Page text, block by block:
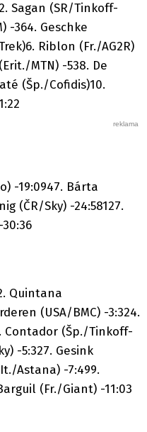
Sagan (SR/Tinkoff-
-364. Geschke
Riblon (Fr./AG2R)
MTN) -538. De
(Šp./Cofidis)10.
-19:0947. Bárta
(ČR/Sky) -24:58127.
Quintana
(USA/BMC) -3:324.
Contador (Šp./Tinkoff-
-5:327. Gesink
Astana) -7:499.
(Fr./Giant) -11:03